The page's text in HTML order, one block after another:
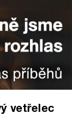
vetřelec